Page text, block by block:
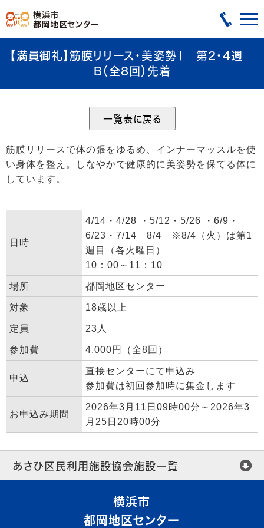
【満員御礼】筋膜リリース・美姿勢Ⅰ 第2・4週
B（全8回）先着
筋膜リリースで体の張をゆるめ、インナーマッスルを使
い身体を整え。しなやかで健康的に美姿勢を保てる体に
しています。
日時
4/14・4/28 ・5/12・5/26 ・6/9・
6/23・7/14 8/4 ※8/4（火）は第1
週目（各火曜日）
10：00～11：10
場所 都岡地区センター
対象 18歳以上
定員 23人
参加費 4,000円（全8回）
申込
直接センターにて申込み
参加費は初回参加時に集金します
お申込み期間
2026年3月11日09時00分～2026年3
月25日20時00分
あさひ区民利用施設協会施設一覧
横浜市
都岡地区センター